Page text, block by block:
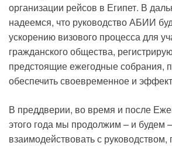
организации рейсов в Египет. В
надеемся, что руководство АБИИ
ускорению визового процесса для
гражданского общества,
предстоящие ежегодные собрания,
обеспечить своевременное и
В преддверии, во время и после
этого года мы продолжим – и будем
взаимодействовать с